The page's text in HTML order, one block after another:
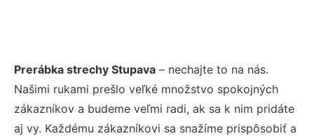
Prerábka strechy Stupava – nechajte to na nás.
Našimi rukami prešlo veľké množstvo spokojných
zákazníkov a budeme veľmi radi, ak sa k nim pridáte
aj vy. Každému zákazníkovi sa snažíme prispôsobiť a